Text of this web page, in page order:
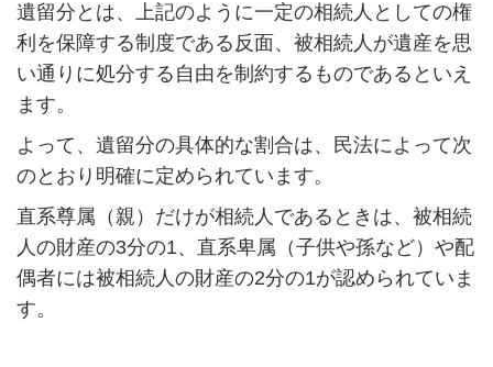
遺留分とは、上記のように一定の相続人としての権
利を保障する制度である反面、 被相続人 が遺産を思
い通りに処分する自由を制約するものであるといえ
ます。
よって、遺留分の具体的な割合は、民法によって次
のとおり明確に定められています。
直系尊属 （親）だけが相続人であるときは、被相続
人の財産の3分の1、直系卑属（子供や孫など）や配
偶者には被相続人の財産の2分の1が認められていま
す。